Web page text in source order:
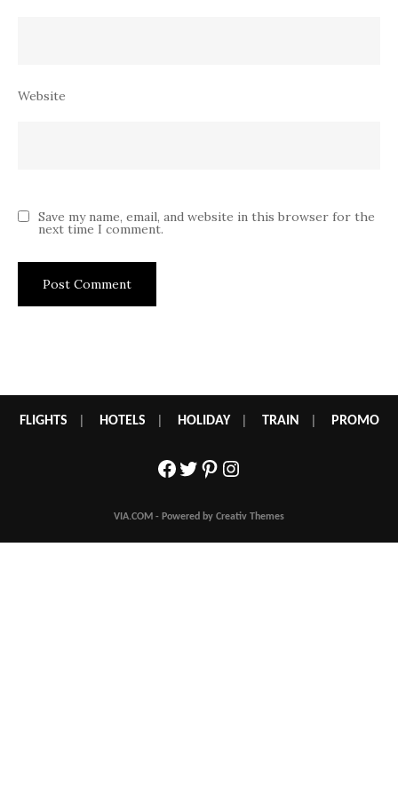
Website
Save my name, email, and website in this browser for the
next time I comment.
FLIGHTS HOTELS HOLIDAY| TRAIN PROMO
Facebook
Twitter
Pinterest
Instagram
VIA.COM - Powered by Creativ Themes